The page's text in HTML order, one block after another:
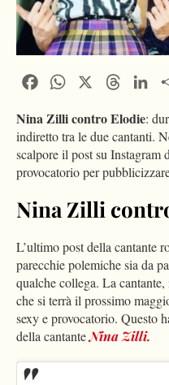
FacebookWhatsApp Threads
Nina Zilli contro Elodie:
indiretto tra le due cantanti.
scalpore il post su
provocatorio per
Nina Zilli
L’ultimo post della cantante
parecchie polemiche sia da
qualche collega. La
che si terrà il prossimo
sexy e provocatorio. Questo
della cantanteNina Zilli.